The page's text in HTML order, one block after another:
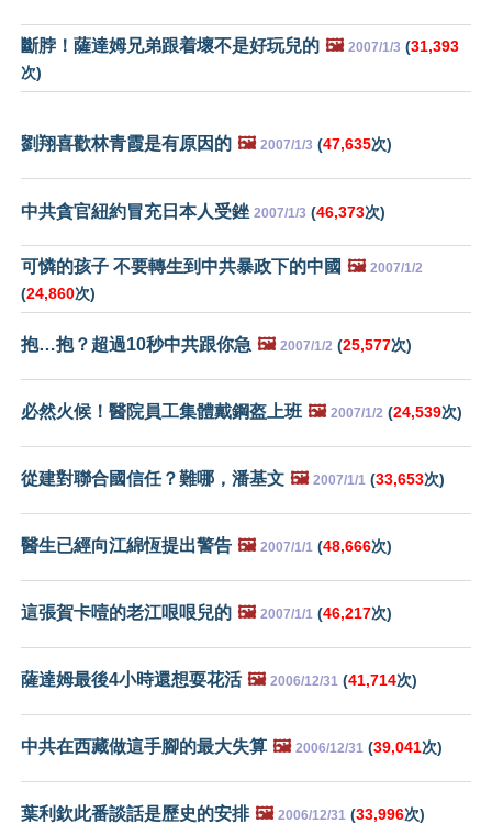
斷脖！薩達姆兄弟跟着壞不是好玩兒的 🖼️ 2007/1/3 (31,393
次)
劉翔喜歡林青霞是有原因的 🖼️ 2007/1/3 (47,635次)
中共貪官紐約冒充日本人受銼 2007/1/3 (46,373次)
可憐的孩子 不要轉生到中共暴政下的中國 🖼️ 2007/1/2
(24,860次)
抱…抱？超過10秒中共跟你急 🖼️ 2007/1/2 (25,577次)
必然火候！醫院員工集體戴鋼盔上班 🖼️ 2007/1/2 (24,539次)
從建對聯合國信任？難哪，潘基文 🖼️ 2007/1/1 (33,653次)
醫生已經向江綿恆提出警告 🖼️ 2007/1/1 (48,666次)
這張賀卡噎的老江哏哏兒的 🖼️ 2007/1/1 (46,217次)
薩達姆最後4小時還想耍花活 🖼️ 2006/12/31 (41,714次)
中共在西藏做這手腳的最大失算 🖼️ 2006/12/31 (39,041次)
葉利欽此番談話是歷史的安排 🖼️ 2006/12/31 (33,996次)